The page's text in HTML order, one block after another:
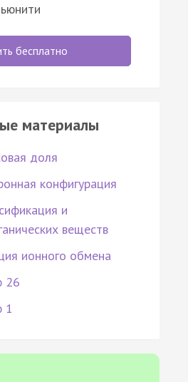
бесплатно
материалы
доля
конфигурация
и
веществ
ионного обмена
26
1